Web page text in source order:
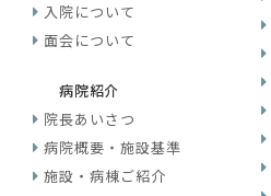
入院について
面会について
病院紹介
院長あいさつ
病院概要・施設基準
施設・病棟ご紹介